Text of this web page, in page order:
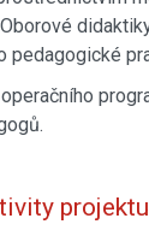
pedagogické
projektu